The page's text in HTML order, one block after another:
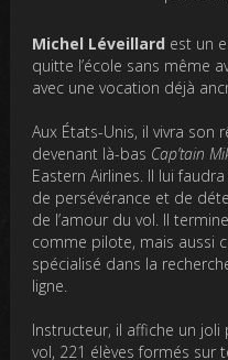
Michel Léveillard est un
quitte l’école sans même
avec une vocation déjà
Aux États-Unis, il vivra son
devenant là-bas Cap’tain
Eastern Airlines. Il lui
de persévérance et de
de l’amour du vol. Il
comme pilote, mais aussi
spécialisé dans la
ligne.
Instructeur, il affiche un
vol, 221 élèves formés sur